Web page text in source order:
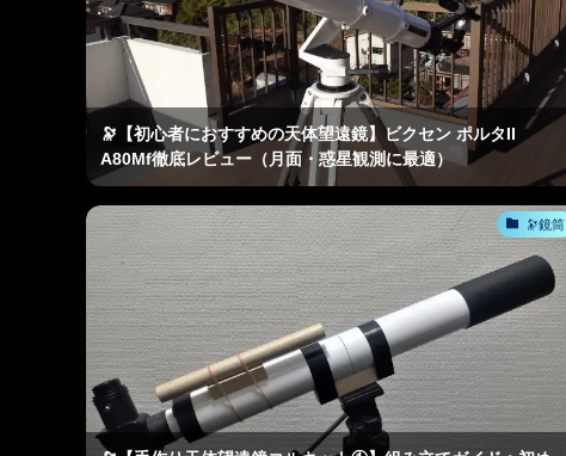
🔭【初心者におすすめの天体望遠鏡】ビクセン ポルタII
A80Mf徹底レビュー（月面・惑星観測に最適）
🔭鏡筒